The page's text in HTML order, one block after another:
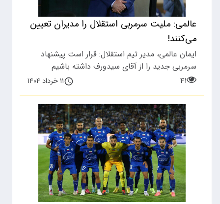
عالمی: ملیت سرمربی استقلال را مدیران تعیین
می‌کنند!
ایمان عالمی، مدیر تیم استقلال: قرار است پیشنهاد
سرمربی جدید را از آقای سیدورف داشته باشیم
۴۱
۱۱ خرداد ۱۴۰۴